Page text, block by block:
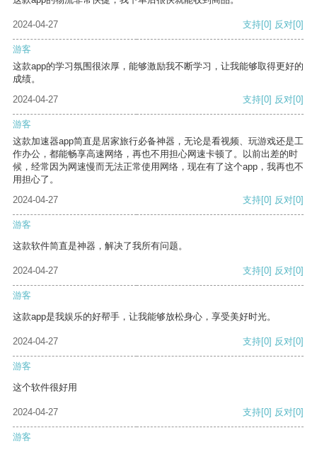
2024-04-27 支持[0] 反对[0]
游客
这款app的学习氛围很浓厚，能够激励我不断学习，让我能够取得更好的
成绩。
2024-04-27
支持[0] 反对[0]
游客
这款加速器app简直是居家旅行必备神器，无论是看视频、玩游戏还是工
作办公，都能畅享高速网络，再也不用担心网速卡顿了。以前出差的时
候，经常因为网速慢而无法正常使用网络，现在有了这个app，我再也不
用担心了。
2024-04-27
支持[0] 反对[0]
游客
这款软件简直是神器，解决了我所有问题。
2024-04-27 支持[0] 反对[0]
游客
这款app是我娱乐的好帮手，让我能够放松身心，享受美好时光。
2024-04-27 支持[0] 反对[0]
游客
这个软件很好用
2024-04-27 支持[0] 反对[0]
游客